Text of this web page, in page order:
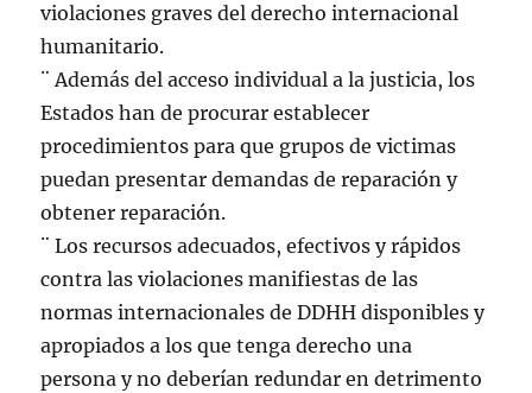
violaciones graves del derecho internacional
humanitario.
¨ Además del acceso individual a la justicia, los
Estados han de procurar establecer
procedimientos para que grupos de victimas
puedan presentar demandas de reparación y
obtener reparación.
¨ Los recursos adecuados, efectivos y rápidos
contra las violaciones manifiestas de las
normas internacionales de DDHH disponibles y
apropiados a los que tenga derecho una
persona y no deberían redundar en detrimento